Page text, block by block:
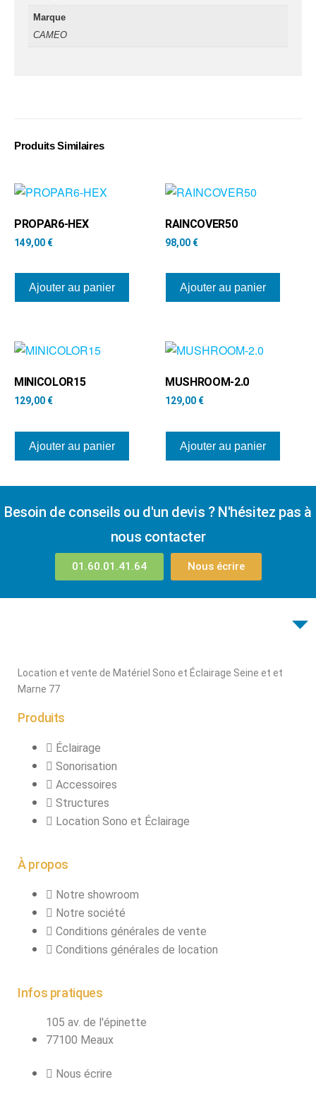
Marque
CAMEO
Produits Similaires
PROPAR6-HEX
149,00 €
Ajouter au panier
RAINCOVER50
98,00 €
Ajouter au panier
MINICOLOR15
129,00 €
Ajouter au panier
MUSHROOM-2.0
129,00 €
Ajouter au panier
Besoin de conseils ou d'un devis ? N'hésitez pas à
nous contacter
01.60.01.41.64 Nous écrire
Location et vente de Matériel Sono et Éclairage Seine et et
Marne 77
Produits
Éclairage
Sonorisation
Accessoires
Structures
Location Sono et Éclairage
À propos
Notre showroom
Notre société
Conditions générales de vente
Conditions générales de location
Infos pratiques
105 av. de l'épinette
77100 Meaux
Nous écrire